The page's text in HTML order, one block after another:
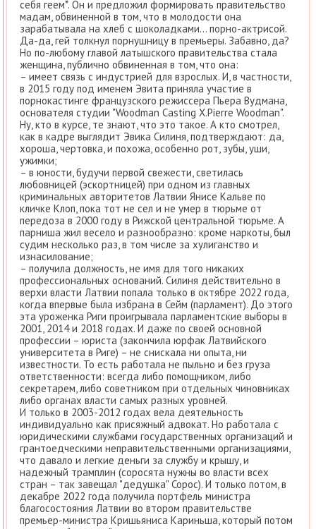
себя геем*. Он и предложил формировать правительство
мадам, обвиненной в том, что в молодости она
зарабатывала на хлеб с шоколадками… порно-актрисой.
Да-да, гей толкнул порнушницу в премьеры. Забавно, да?
Но по-любому главой латышского правительства стала
женщина, публично обвиненная в том, что она:
– имеет связь с индустрией для взрослых. И, в частности,
в 2015 году под именем Эвита приняла участие в
порнокастинге французского режиссера Пьера Вудмана,
основателя студии "Woodman Casting X.Pierre Woodman".
Ну, кто в курсе, те знают, что это такое. А кто смотрел,
как в кадре выглядит Эвика Силиня, подтверждают: да,
хороша, чертовка, и похожа, особенно рот, зубы, уши,
ужимки;
– в юности, будучи первой свежести, светилась
любовницей (эскортницей) при одном из главных
криминальных авторитетов Латвии Янисе Кальве по
кличке Клоп, пока тот не сел и не умер в тюрьме от
передоза в 2000 году в Рижской центральной тюрьме. А
парниша жил весело и разнообразно: кроме наркоты, был
судим несколько раз, в том числе за хулиганство и
изнасилование;
– получила должность, не имя для того никаких
профессиональных оснований. Силиня действительно в
верхи власти Латвии попала только в октябре 2022 года,
когда впервые была избрана в Сейм (парламент). До этого
эта уроженка Риги проигрывала парламентские выборы в
2001, 2014 и 2018 годах. И даже по своей основной
профессии – юриста (закончила юрфак Латвийского
университета в Риге) – не снискала ни опыта, ни
известности. То есть работала не пыльно и без груза
ответственности: всегда либо помощником, либо
секретарем, либо советником при отдельных чиновниках
либо органах власти самых разных уровней.
И только в 2003-2012 годах вела деятельность
индивидуально как присяжный адвокат. Но работала с
юридическими службами государственных организаций и
грантоедческими неправительственными организациями,
что давало и легкие деньги за службу и крышу, и
надежный трамплин (соросята нужны во власти всех
стран – так завещал "дедушка" Сорос). И только потом, в
декабре 2022 года получила портфель министра
благосостояния Латвии во втором правительстве
премьер-министра Кришьяниса Кариньша, который потом